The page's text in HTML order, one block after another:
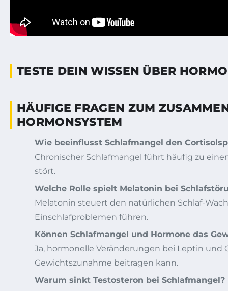
TESTE DEIN WISSEN ÜBER
HÄUFIGE FRAGEN ZUM
HORMONSYSTEM
Wie beeinflusst Schlafmangel den
Chronischer Schlafmangel führt häufig zu
stört.
Welche Rolle spielt Melatonin bei
Melatonin steuert den natürlichen Schlaf-
Einschlafproblemen führen.
Können Schlafmangel und Hormone das
Ja, hormonelle Veränderungen bei Leptin
Gewichtszunahme beitragen kann.
Warum sinkt Testosteron bei Schlafmangel?